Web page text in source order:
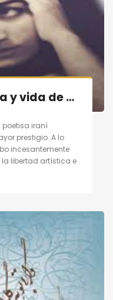
Velada poética, obra y vida de poetisa contemporánea persa «Forugh Farrojzad» en Madrid el 29/10/11
poetisa iraní
prestigio. A lo
incesantemente
libertad artística e